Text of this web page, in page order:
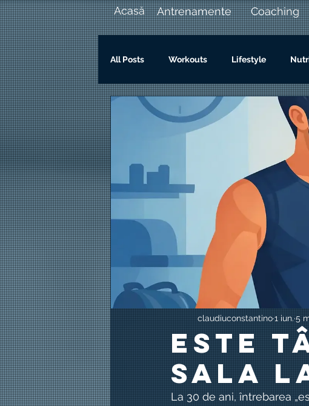
Acasă Antrenamente Coaching
All Posts
Workouts Lifestyle
Este
sala
claudiuconstantino1 iun. 5
La 30 de ani, întrebarea